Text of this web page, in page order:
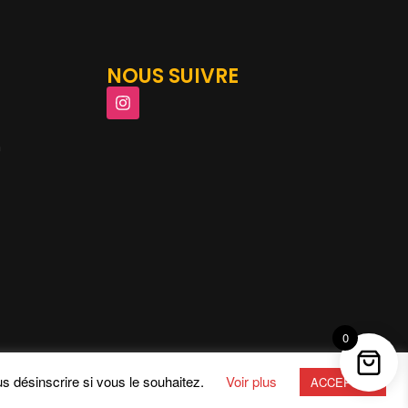
NOUS SUIVRE
désinscrire si vous le souhaitez. Voir plus ACCEPTER
0